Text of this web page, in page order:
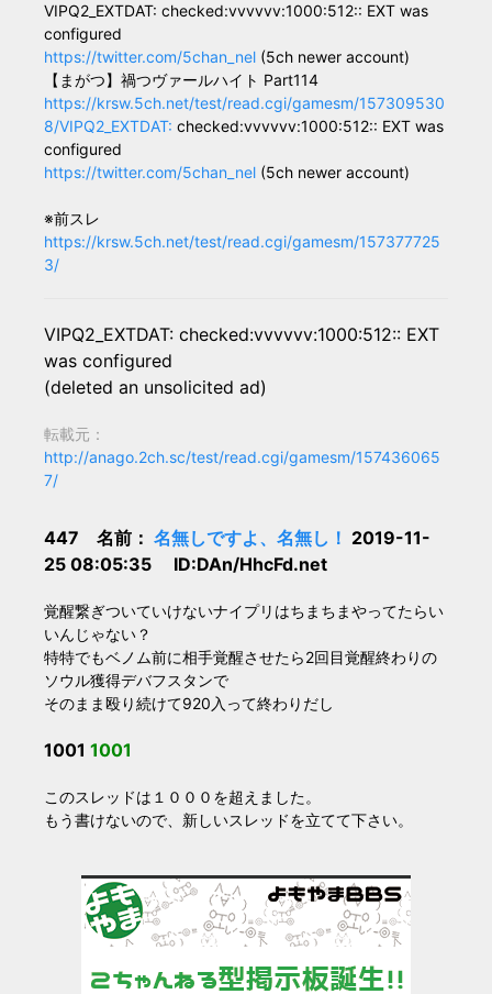
VIPQ2_EXTDAT: checked:vvvvvv:1000:512:: EXT was
configured
https://twitter.com/5chan_nel (5ch newer account)
【まがつ】禍つヴァールハイト Part114
https://krsw.5ch.net/test/read.cgi/gamesm/157309530
8/VIPQ2_EXTDAT: checked:vvvvvv:1000:512:: EXT was
configured
https://twitter.com/5chan_nel (5ch newer account)
※前スレ
https://krsw.5ch.net/test/read.cgi/gamesm/157377725
3/
VIPQ2_EXTDAT: checked:vvvvvv:1000:512:: EXT
was configured
(deleted an unsolicited ad)
転載元：
http://anago.2ch.sc/test/read.cgi/gamesm/157436065
7/
447 名前： 名無しですよ、名無し！ 2019-11-
25 08:05:35 ID:DAn/HhcFd.net
覚醒繋ぎついていけないナイプリはちまちまやってたらい
いんじゃない？
特特でもベノム前に相手覚醒させたら2回目覚醒終わりの
ソウル獲得デバフスタンで
そのまま殴り続けて920入って終わりだし
1001 1001
このスレッドは１０００を超えました。
もう書けないので、新しいスレッドを立てて下さい。